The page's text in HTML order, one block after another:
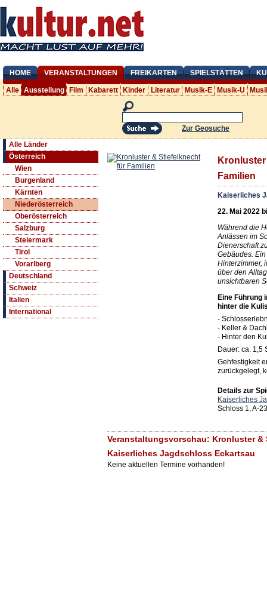
HOME VERANSTALTUNGEN FREIKARTEN SPIELSTÄTTEN
Alle Ausstellung Film Kabarett Kinder Literatur Musik-E Musik-U
Zur Geosuche
Alle Länder
Österreich
Wien
Burgenland
Kärnten
Niederösterreich
Oberösterreich
Salzburg
Steiermark
Tirol
Vorarlberg
Deutschland
Schweiz
Italien
International
Familien
Kaiserliches
22. Mai 2022
Während die
Anlässen im
Dienerschaft
Gebäudes.
Hinterzimmer,
über den
unsichtbaren
Eine Führung
hinter die
-
- Keller &
- Hinter den
Dauer: ca. 1,5
Gehfestigkeit
zurückgelegt,
Details zur
Kaiserliches
Schloss 1, A-
Veranstaltungsvorschau: Kronluster
Kaiserliches Jagdschloss Eckartsau
Keine aktuellen Termine vorhanden!